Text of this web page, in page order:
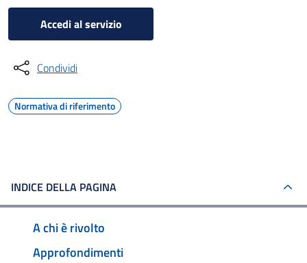
Accedi al servizio
Condividi
Normativa di riferimento
INDICE DELLA PAGINA
A chi è rivolto
Approfondimenti